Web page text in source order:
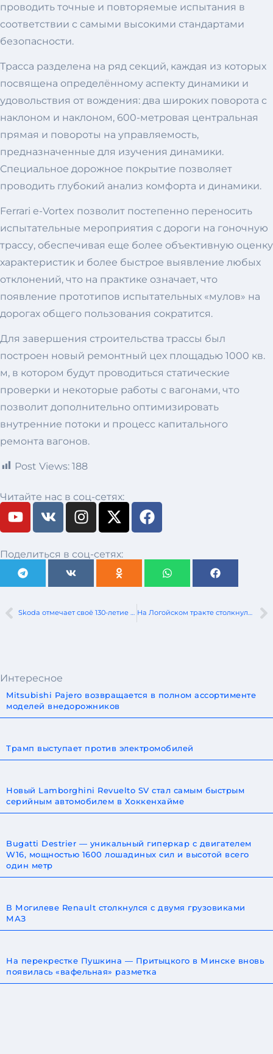
проводить точные и повторяемые испытания в
соответствии с самыми высокими стандартами
безопасности.
Трасса разделена на ряд секций, каждая из которых
посвящена определённому аспекту динамики и
удовольствия от вождения: два широких поворота с
наклоном и наклоном, 600-метровая центральная
прямая и повороты на управляемость,
предназначенные для изучения динамики.
Специальное дорожное покрытие позволяет
проводить глубокий анализ комфорта и динамики.
Ferrari e-Vortex позволит постепенно переносить
испытательные мероприятия с дороги на гоночную
трассу, обеспечивая еще более объективную оценку
характеристик и более быстрое выявление любых
отклонений, что на практике означает, что
появление прототипов испытательных «мулов» на
дорогах общего пользования сократится.
Для завершения строительства трассы был
построен новый ремонтный цех площадью 1000 кв.
м, в котором будут проводиться статические
проверки и некоторые работы с вагонами, что
позволит дополнительно оптимизировать
внутренние потоки и процесс капитального
ремонта вагонов.
Post Views: 188
Читайте нас в соц-сетях:
Поделиться в соц-сетях:
Skoda отмечает своё 130-летие и представляет специальную версию Fabia На Логойском тракте столкнулись Hyundai и Mercedes
Интересное
Mitsubishi Pajero возвращается в полном ассортименте
моделей внедорожников
Трамп выступает против электромобилей
Новый Lamborghini Revuelto SV стал самым быстрым
серийным автомобилем в Хоккенхайме
Bugatti Destrier — уникальный гиперкар с двигателем
W16, мощностью 1600 лошадиных сил и высотой всего
один метр
В Могилеве Renault столкнулся с двумя грузовиками
МАЗ
На перекрестке Пушкина — Притыцкого в Минске вновь
появилась «вафельная» разметка